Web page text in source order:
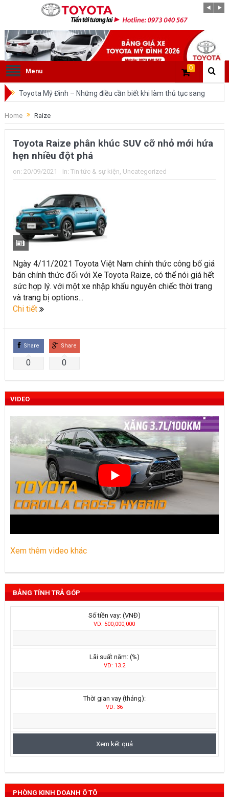
Menu 0
Toyota Mỹ Đình – Những điều cần biết khi làm thủ tục sang
tên ô tô trong cùng tỉnh.
So sánh Toyota Veloz Cross và Toyota Innova: Nên chọn xe
nào?
Đánh giá tổng quan về xe Toyota Veloz Cross 2022 HOT
Những dòng xe của Toyota đang chiếm lĩnh tại thị trường
Việt Nam?
Toyota Việt Nam chính thức ra mắt Toyota Fortuner 2022 và
Land cruiser 2022 phiên bản mới
Toyota Raize phân khúc SUV cỡ nhỏ mới hứa hẹn nhiều đột
phá
“Bật mí” những thay đổi của Toyota Land Cruiser 2021 vừa
Những dòng xe Toyota đang phổ biến nhất trên thị trường
khúc C – SUV?
Những thay đổi trên dòng xe Vios 2022
Home Raize
Toyota Raize phân khúc SUV cỡ nhỏ mới hứa
hẹn nhiều đột phá
on: 20/09/2021 In: Tin tức & sự kiện Uncategorized
Ngày 4/11/2021 Toyota Việt Nam chính thức công bố giá
bán chính thức đối với Xe Toyota Raize, có thể nói giá hết
sức hợp lý. với một xe nhập khẩu nguyên chiếc thời trang
và trang bị options...
Chi tiết
Share
0
Share
0
VIDEO
Xem thêm video khác
BẢNG TÍNH TRẢ GÓP
Số tiền vay: (VNĐ)
VD: 500,000,000
Lãi suất năm: (%)
VD: 13.2
Thời gian vay (tháng):
VD: 36
PHÒNG KINH DOANH Ô TÔ